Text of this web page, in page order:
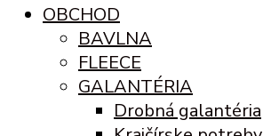
OBCHOD
BAVLNA
FLEECE
GALANTÉRIA
Drobná galantéria